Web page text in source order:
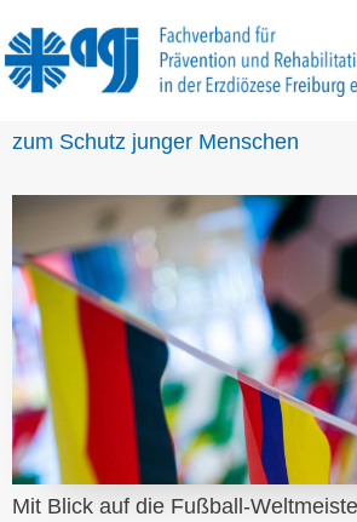
Tag:12. Juni 2026
Forderung nach strengeren Regeln
zum Schutz junger Menschen
Mit Blick auf die Fußball-